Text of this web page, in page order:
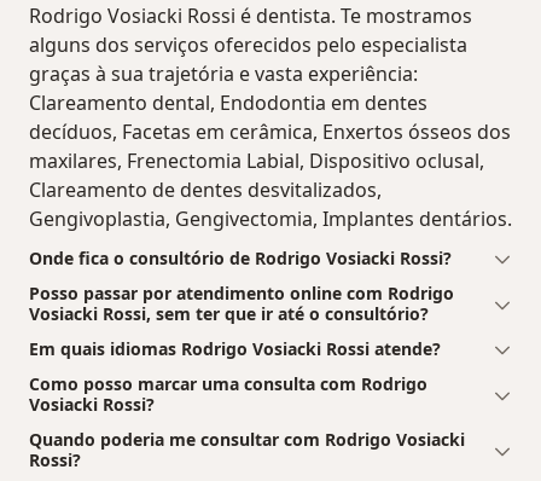
Rodrigo Vosiacki Rossi é dentista. Te mostramos
alguns dos serviços oferecidos pelo especialista
graças à sua trajetória e vasta experiência:
Clareamento dental, Endodontia em dentes
decíduos, Facetas em cerâmica, Enxertos ósseos dos
maxilares, Frenectomia Labial, Dispositivo oclusal,
Clareamento de dentes desvitalizados,
Gengivoplastia, Gengivectomia, Implantes dentários.
Onde fica o consultório de Rodrigo Vosiacki Rossi?
Posso passar por atendimento online com Rodrigo
Vosiacki Rossi, sem ter que ir até o consultório?
Em quais idiomas Rodrigo Vosiacki Rossi atende?
Como posso marcar uma consulta com Rodrigo
Vosiacki Rossi?
Quando poderia me consultar com Rodrigo Vosiacki
Rossi?